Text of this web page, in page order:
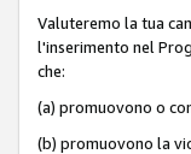
Valuteremo la tua
l'inserimento nel
che:
(a) promuovono o
(b) promuovono la